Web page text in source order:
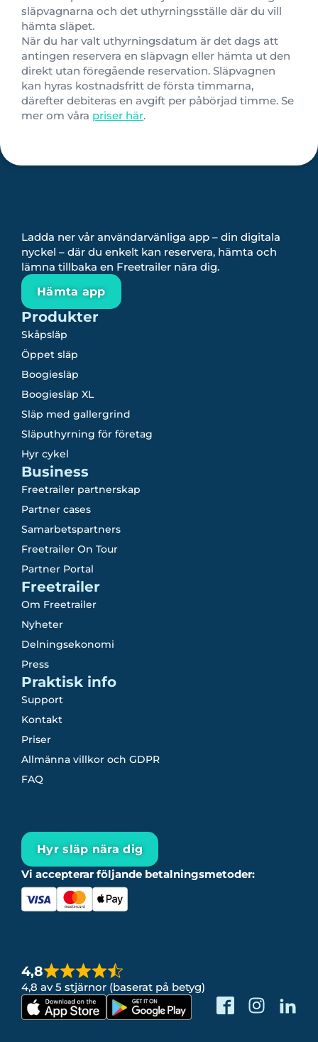
släpvagnarna och det uthyrningsställe där du vill
hämta släpet.
När du har valt uthyrningsdatum är det dags att
antingen reservera en släpvagn eller hämta ut den
direkt utan föregående reservation. Släpvagnen
kan hyras kostnadsfritt de första timmarna,
därefter debiteras en avgift per påbörjad timme. Se
mer om våra priser här.
Ladda ner vår användarvänliga app – din digitala
nyckel – där du enkelt kan reservera, hämta och
lämna tillbaka en Freetrailer nära dig.
Hämta app
Produkter
Skåpsläp
Öppet släp
Boogiesläp
Boogiesläp XL
Släp med gallergrind
Släputhyrning för företag
Hyr cykel
Business
Freetrailer partnerskap
Partner cases
Samarbetspartners
Freetrailer On Tour
Partner Portal
Freetrailer
Om Freetrailer
Nyheter
Delningsekonomi
Press
Praktisk info
Support
Kontakt
Priser
Allmänna villkor och GDPR
FAQ
Hyr släp nära dig
Vi accepterar följande betalningsmetoder:
4,8
4,8 av 5 stjärnor (baserat på betyg)